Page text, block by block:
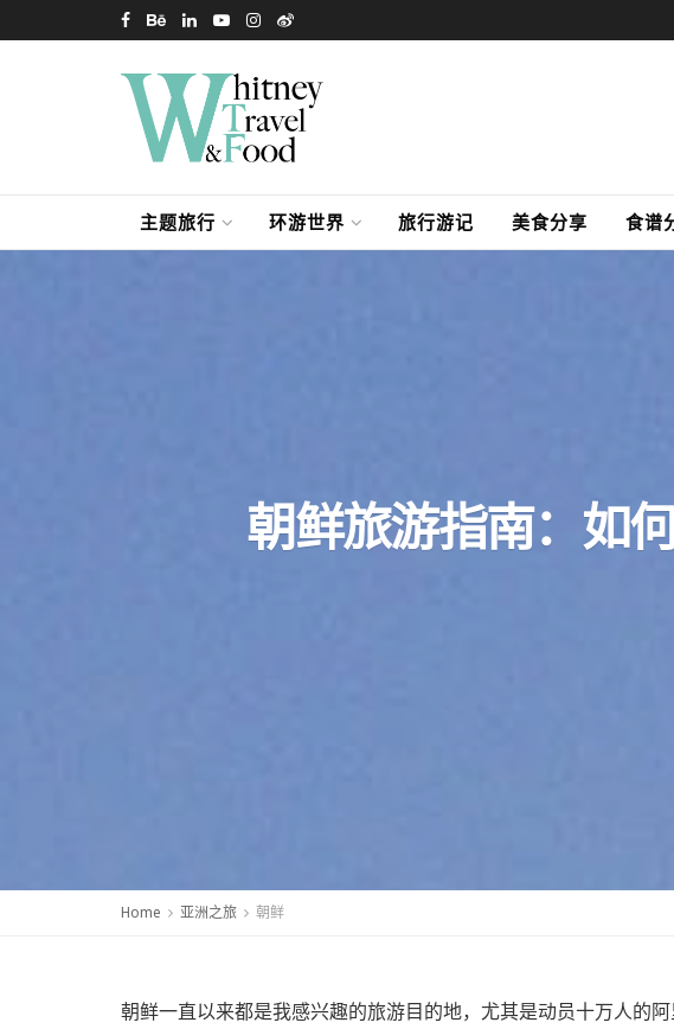
主题旅行 环游世界 旅行游记 美食分享 食谱
朝鲜旅游指南：如
Home 亚洲之旅 朝鲜
朝鲜一直以来都是我感兴趣的旅游目的地，尤其是动员十万人的